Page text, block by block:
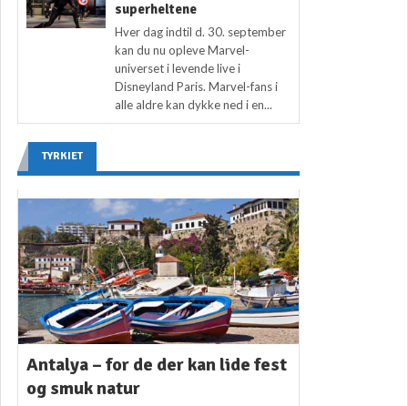
superheltene
Hver dag indtil d. 30. september
kan du nu opleve Marvel-
universet i levende live i
Disneyland Paris. Marvel-fans i
alle aldre kan dykke ned i en...
TYRKIET
Antalya – for de der kan lide fest
og smuk natur